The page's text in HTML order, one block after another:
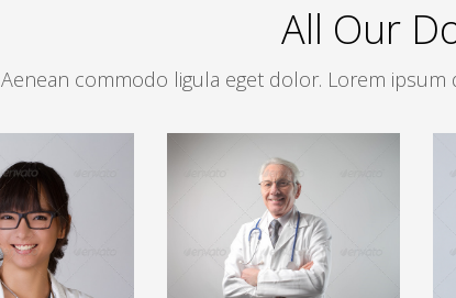
All Our
Aenean commodo ligula eget dolor. Lorem